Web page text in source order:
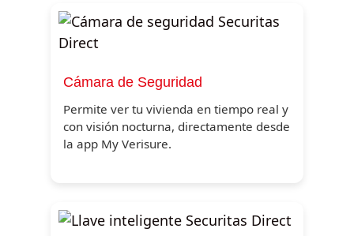
Cámara de Seguridad
Permite ver tu vivienda en tiempo real y
con visión nocturna, directamente desde
la app My Verisure.